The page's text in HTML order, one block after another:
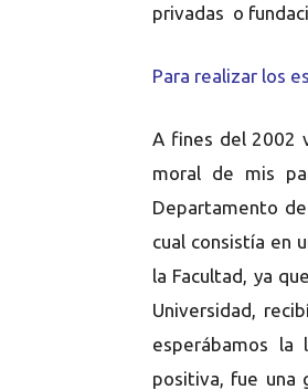
privadas o
Para realizar los
A fines del 2002
moral de mis
Departamento
cual consistía en
la Facultad, ya
Universidad,
esperábamos
positiva, fue una